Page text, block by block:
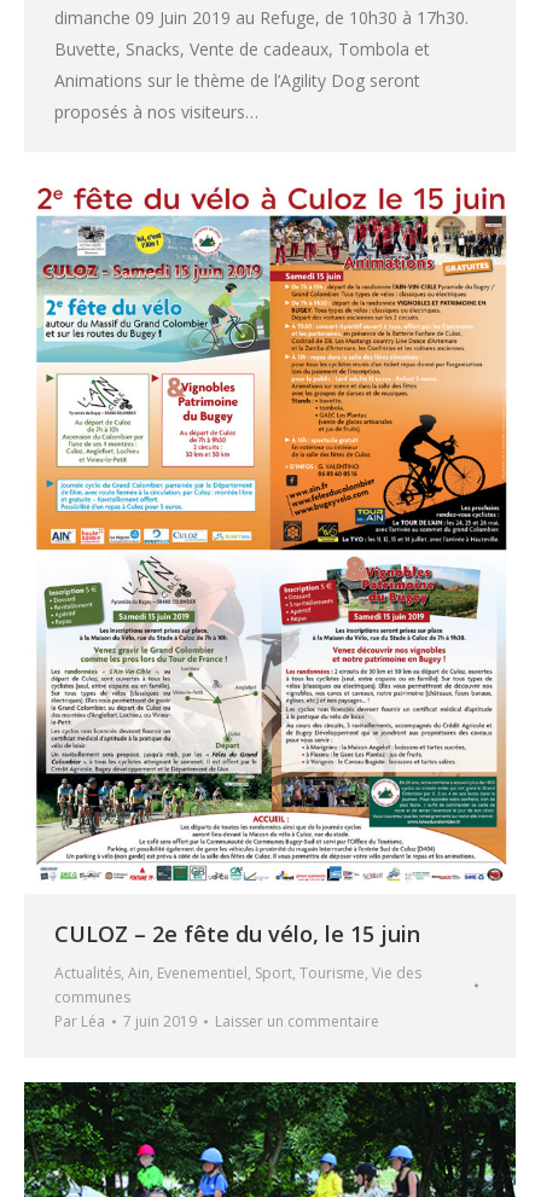
dimanche 09 Juin 2019 au Refuge, de 10h30 à 17h30.
Buvette, Snacks, Vente de cadeaux, Tombola et
Animations sur le thème de l’Agility Dog seront
proposés à nos visiteurs…
CULOZ – 2e fête du vélo, le 15 juin
Actualités, Ain, Evenementiel, Sport, Tourisme, Vie des
communes
Par Léa 7 juin 2019 Laisser un commentaire